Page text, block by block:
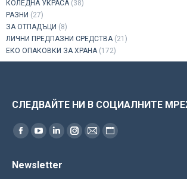
КОЛЕДНА УКРАСА (38)
РАЗНИ (27)
ЗА ОТПАДЪЦИ (8)
ЛИЧНИ ПРЕДПАЗНИ СРЕДСТВА (21)
ЕКО ОПАКОВКИ ЗА ХРАНА (172)
СЛЕДВАЙТЕ НИ В СОЦИАЛНИТЕ
Find us on:
Facebook
opens
YouTube
opens
Linkedin
opens
Instagram
Mail Website
Newsletter